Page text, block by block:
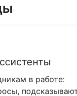
в работе: